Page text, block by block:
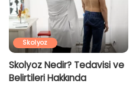
Skolyoz
Skolyoz Nedir? Tedavisi ve
Belirtileri Hakkında